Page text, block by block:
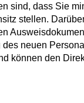
sind, dass Sie
stellen.
neuen
können den